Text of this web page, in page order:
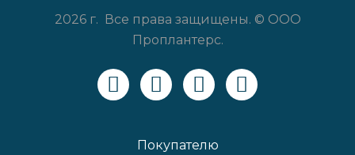
2026 г. Все права защищены. © ООО
Проплантерс.
Покупателю